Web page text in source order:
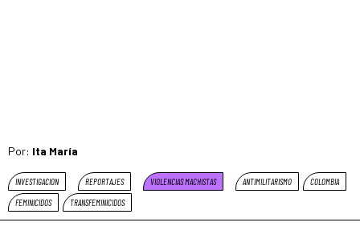
Por: Ita María
INVESTIGACION REPORTAJES VIOLENCIAS MACHISTAS ANTIMILITARISMO
COLOMBIA
FEMINICIDOS
TRANSFEMINICIDOS